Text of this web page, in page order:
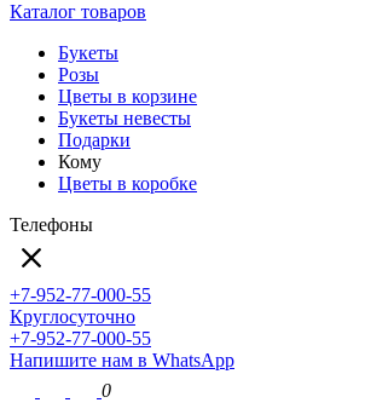
Каталог товаров
Букеты
Розы
Цветы в корзине
Букеты невесты
Подарки
Кому
Цветы в коробке
Телефоны
+7-952-77-000-55
Круглосуточно
+7-952-77-000-55
Напишите нам в WhatsApp
0